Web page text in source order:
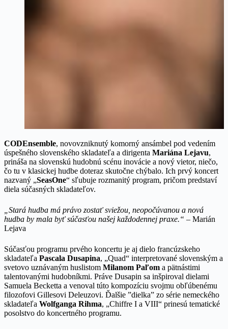
CODEnsemble, novovzniknutý komorný ansámbel pod vedením
úspešného slovenského skladateľa a dirigenta Mariána Lejavu,
prináša na slovenskú hudobnú scénu inovácie a nový vietor, niečo,
čo tu v klasickej hudbe doteraz skutočne chýbalo. Ich prvý koncert
nazvaný „SeasOne“ sľubuje rozmanitý program, pričom predstaví
diela súčasných skladateľov.
„Stará hudba má právo zostať sviežou, neopočúvanou a nová
hudba by mala byť súčasťou našej každodennej praxe.“ – Marián
Lejava
Súčasťou programu prvého koncertu je aj dielo francúzskeho
skladateľa Pascala Dusapina, „Quad“ interpretované slovenským a
svetovo uznávaným huslistom Milanom Paľom a pätnástimi
talentovanými hudobníkmi. Práve Dusapin sa inšpiroval dielami
Samuela Becketta a venoval túto kompozíciu svojmu obľúbenému
filozofovi Gillesovi Deleuzovi. Ďalšie ”dielka” zo série nemeckého
skladateľa Wolfganga Rihma, „Chiffre I a VIII“ prinesú tematické
posolstvo do koncertného programu.